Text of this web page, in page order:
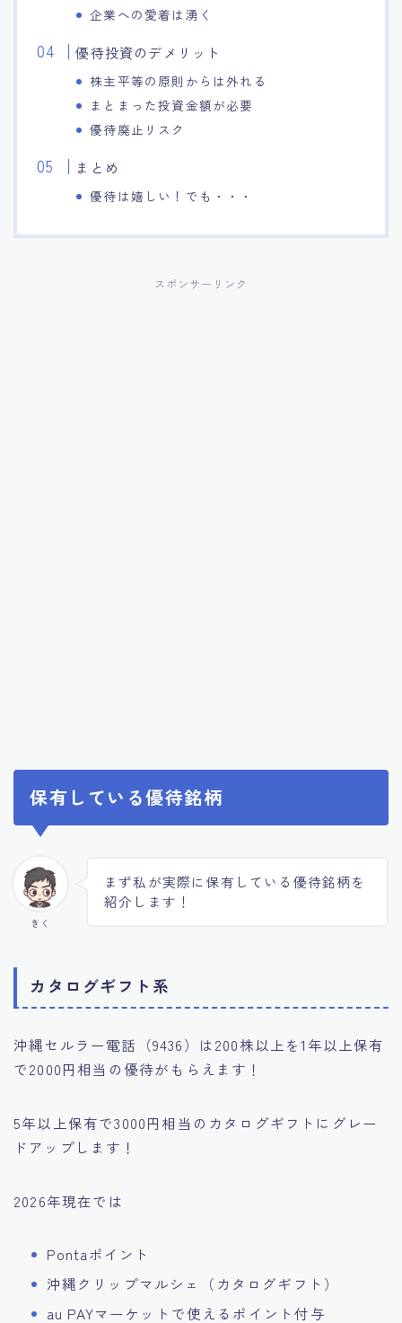
企業への愛着は湧く
優待投資のデメリット
株主平等の原則からは外れる
まとまった投資金額が必要
優待廃止リスク
まとめ
優待は嬉しい！でも・・・
スポンサーリンク
保有している優待銘柄
きく
まず私が実際に保有している優待銘柄を
紹介します！
カタログギフト系
沖縄セルラー電話（9436）は200株以上を1年以上保有
で2000円相当の優待がもらえます！
5年以上保有で3000円相当のカタログギフトにグレー
ドアップします！
2026年現在では
Pontaポイント
沖縄クリップマルシェ（カタログギフト）
au PAYマーケットで使えるポイント付与